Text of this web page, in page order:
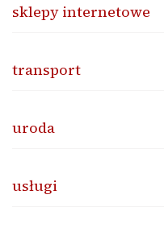
sklepy internetowe
transport
uroda
usługi